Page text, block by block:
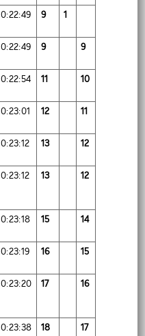
0:22:49 9 1
0:22:49 9 9
0:22:54 11 10
0:23:01 12 11
0:23:12 13 12
0:23:12 13 12
0:23:18 15 14
0:23:19 16 15
0:23:20 17 16
0:23:38 18 17